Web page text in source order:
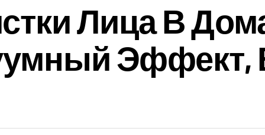
Лица В
Эффект,